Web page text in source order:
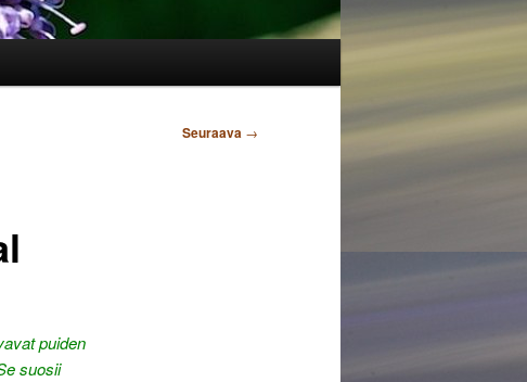
Seuraava →
puiden
suosii